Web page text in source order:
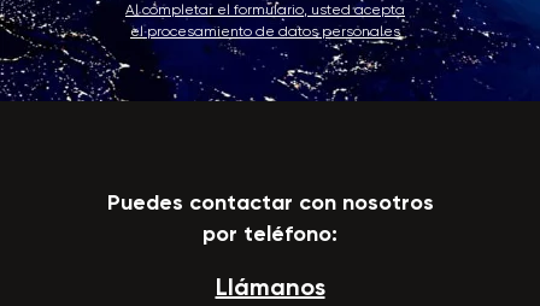
Al completar el formulario, usted acepta
el procesamiento de datos personales
Llámanos
Puedes contactar con nosotros
por teléfono: